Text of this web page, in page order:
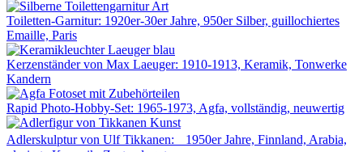
Toiletten-Garnitur: 1920er-30er Jahre, 950er Silber, guillochiertes
Emaille, Paris
Kerzenständer von Max Laeuger: 1910-1913, Keramik, Tonwerke
Kandern
Rapid Photo-Hobby-Set: 1965-1973, Agfa, vollständig, neuwertig
Adlerskulptur von Ulf Tikkanen: 1950er Jahre, Finnland, Arabia,